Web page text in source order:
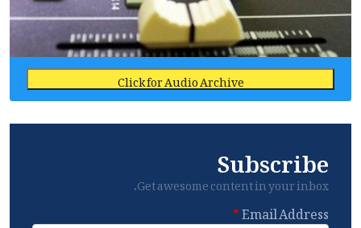
Click for Audio Archive
Subscribe
Get awesome content in your inbox.
Email Address